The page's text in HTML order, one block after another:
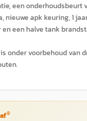
een onderhoudsbeurt
nieuwe apk keuring, 1
een halve tank
onder voorbehoud van
®